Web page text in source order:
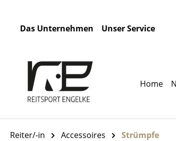
Das Unternehmen
Unser Service
Home
Reiter/-in Accessoires Strümpfe